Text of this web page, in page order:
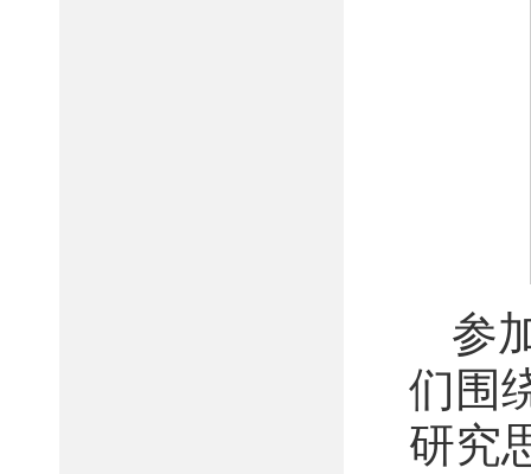
参
们围
研究